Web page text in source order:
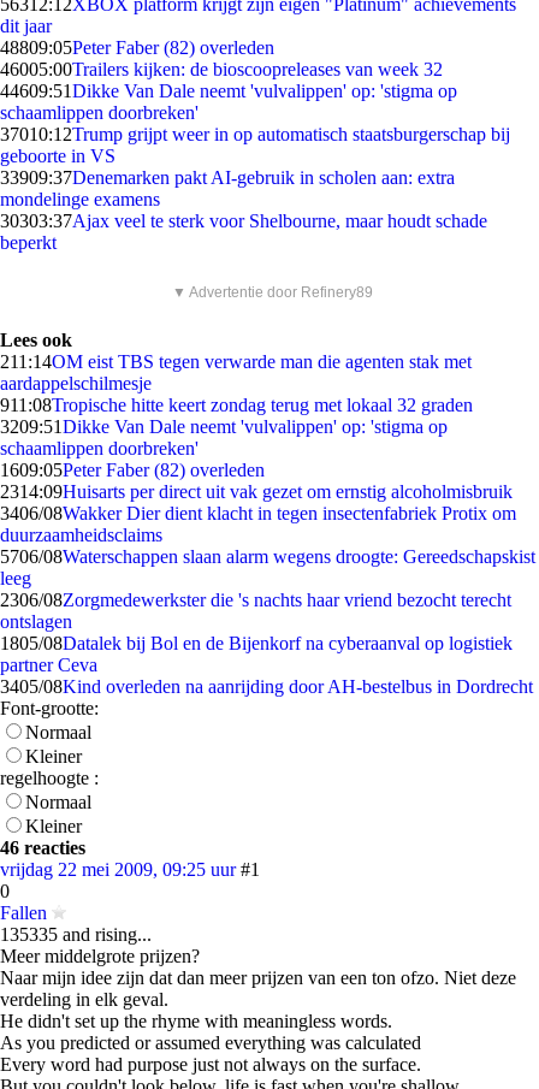
56312:12XBOX platform krijgt zijn eigen "Platinum" achievements
dit jaar
48809:05Peter Faber (82) overleden
46005:00Trailers kijken: de bioscoopreleases van week 32
44609:51Dikke Van Dale neemt 'vulvalippen' op: 'stigma op
schaamlippen doorbreken'
37010:12Trump grijpt weer in op automatisch staatsburgerschap bij
geboorte in VS
33909:37Denemarken pakt AI-gebruik in scholen aan: extra
mondelinge examens
30303:37Ajax veel te sterk voor Shelbourne, maar houdt schade
beperkt
▼ Advertentie door Refinery89
Lees ook
211:14OM eist TBS tegen verwarde man die agenten stak met
aardappelschilmesje
911:08Tropische hitte keert zondag terug met lokaal 32 graden
3209:51Dikke Van Dale neemt 'vulvalippen' op: 'stigma op
schaamlippen doorbreken'
1609:05Peter Faber (82) overleden
2314:09Huisarts per direct uit vak gezet om ernstig alcoholmisbruik
3406/08Wakker Dier dient klacht in tegen insectenfabriek Protix om
duurzaamheidsclaims
5706/08Waterschappen slaan alarm wegens droogte: Gereedschapskist
leeg
2306/08Zorgmedewerkster die 's nachts haar vriend bezocht terecht
ontslagen
1805/08Datalek bij Bol en de Bijenkorf na cyberaanval op logistiek
partner Ceva
3405/08Kind overleden na aanrijding door AH-bestelbus in Dordrecht
Font-grootte:
Normaal
Kleiner
regelhoogte :
Normaal
Kleiner
46 reacties
vrijdag 22 mei 2009, 09:25 uur #1
0
Fallen
135335 and rising...
Meer middelgrote prijzen?
Naar mijn idee zijn dat dan meer prijzen van een ton ofzo. Niet deze
verdeling in elk geval.
He didn't set up the rhyme with meaningless words.
As you predicted or assumed everything was calculated
Every word had purpose just not always on the surface.